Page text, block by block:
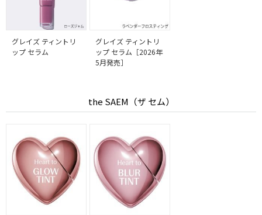
グレイズ ティントリ
ップ セラム
グレイズ ティントリ
ップ セラム［2026年
5月発売］
the SAEM（ザ セム）